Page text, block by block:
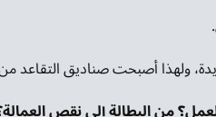
ولهذا أصبحت صناديق التقاعد من